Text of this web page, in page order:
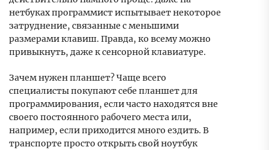
нетбуках программист испытывает некоторое
затруднение, связанные с меньшими
размерами клавиш. Правда, ко всему можно
привыкнуть, даже к сенсорной клавиатуре.
Зачем нужен планшет? Чаще всего
специалисты покупают себе планшет для
программирования, если часто находятся вне
своего постоянного рабочего места или,
например, если приходится много ездить. В
транспорте просто открыть свой ноутбук